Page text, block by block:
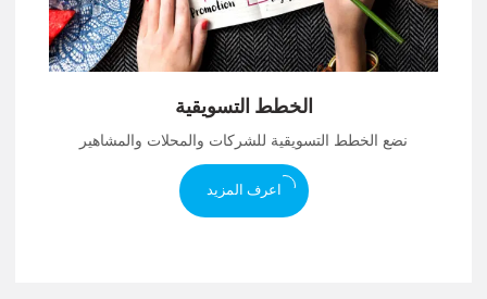
الخطط التسويقية
نضع الخطط التسويقية للشركات والمحلات والمشاهير
اعرف المزيد